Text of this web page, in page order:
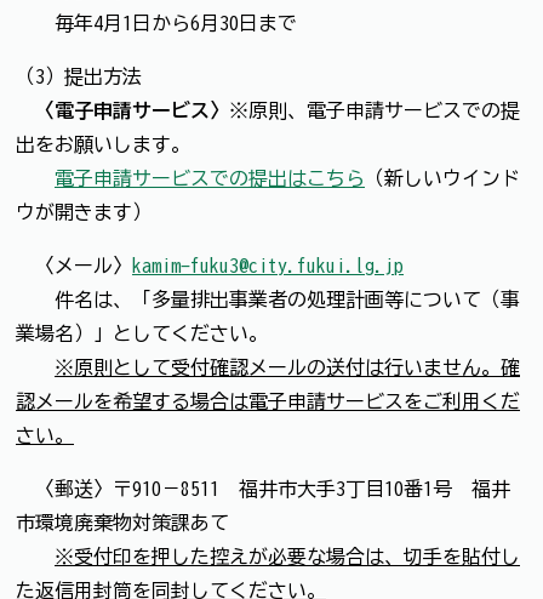
毎年4月1日から6月30日まで
（3）提出方法
〈電子申請サービス〉 ※原則、電子申請サービスでの提
出をお願いします。
電子申請サービスでの提出はこちら
（新しいウインド
ウが開きます）
〈メール〉
kamim-fuku3@city.fukui.lg.jp
件名は、「多量排出事業者の処理計画等について（事
業場名）」としてください。
※原則として受付確認メールの送付は行いません。確
認メールを希望する場合は電子申請サービスをご利用くだ
さい。
〈郵送〉〒910－8511 福井市大手3丁目10番1号 福井
市環境廃棄物対策課あて
※受付印を押した控えが必要な場合は、切手を貼付し
た返信用封筒を同封してください。